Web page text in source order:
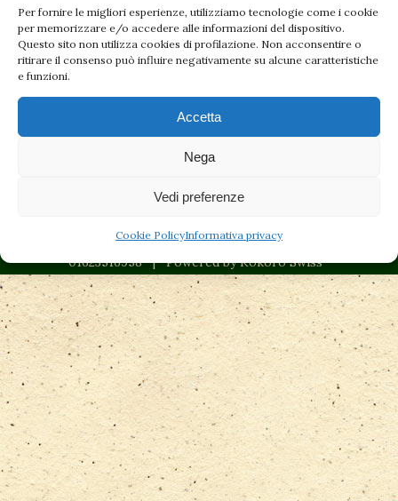
Per fornire le migliori esperienze, utilizziamo tecnologie come i cookie
per memorizzare e/o accedere alle informazioni del dispositivo.
Questo sito non utilizza cookies di profilazione. Non acconsentire o
ritirare il consenso può influire negativamente su alcune caratteristiche
e funzioni.
Accetta
Nega
Vedi preferenze
Cookie PolicyInformativa privacy
risolvere un problema di salute. Nel
processo della guarigione sono innumerevoli
i fattori coinvolti e che giocano ruoli
fondamentali nel ottenere il risultato voluto!
d'Italia 29 - 21047 Saronno (VA). P.I
01623516958 | Powered byKokoro Swiss